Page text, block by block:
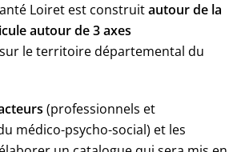
Loiret est construitautour de la
autour de 3 axes
le territoire départemental du
(professionnels et
médico-psycho-social) et les